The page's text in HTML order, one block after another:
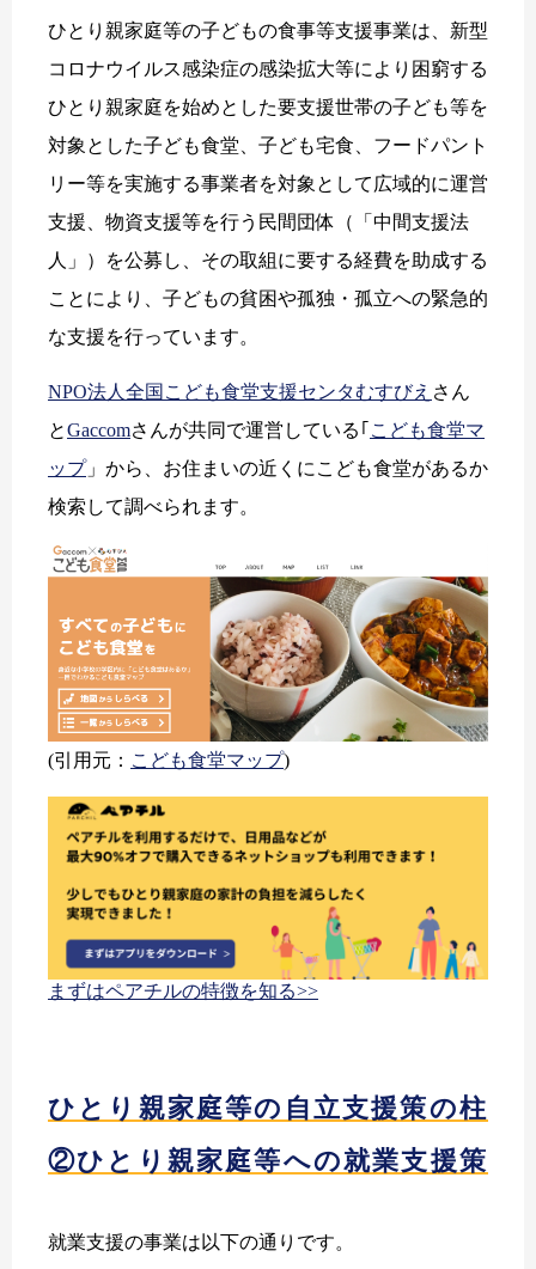
ひとり親家庭等の子どもの食事等支援事業は、新型
コロナウイルス感染症の感染拡大等により困窮する
ひとり親家庭を始めとした要支援世帯の子ども等を
対象とした子ども食堂、子ども宅食、フードパント
リー等を実施する事業者を対象として広域的に運営
支援、物資支援等を行う民間団体（「中間支援法
人」）を公募し、その取組に要する経費を助成する
ことにより、子どもの貧困や孤独・孤立への緊急的
な支援を行っています。
NPO法人全国こども食堂支援センタむすびえ さん
とGaccomさんが共同で運営している｢ こども食堂マ
ップ」から、お住まいの近くにこども食堂があるか
検索して調べられます。
(引用元： こども食堂マップ)
まずはペアチルの特徴を知る>>
ひとり親家庭等の自立支援策の柱
②ひとり親家庭等への就業支援策
就業支援の事業は以下の通りです。